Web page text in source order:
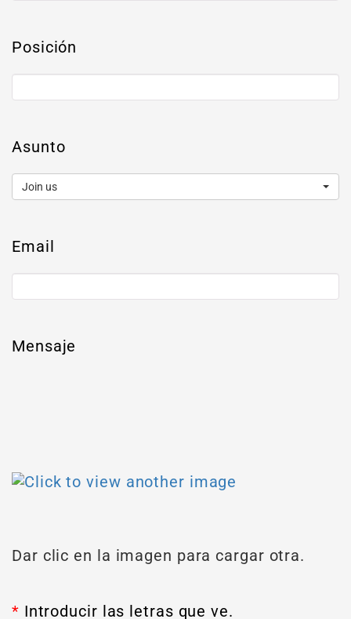
Posición
Asunto
Join us
Email
Mensaje
Dar clic en la imagen para cargar otra.
* Introducir las letras que ve.